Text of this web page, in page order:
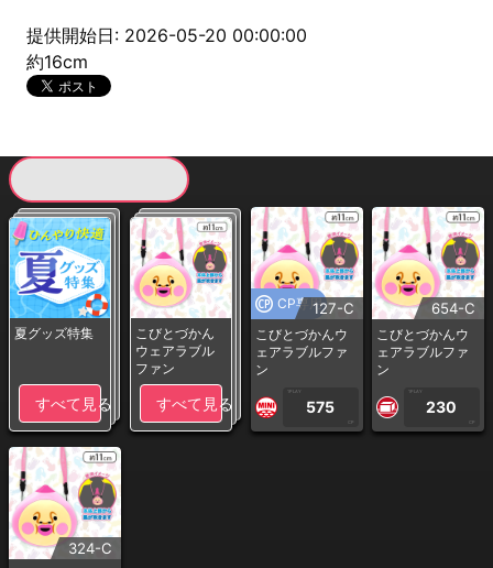
提供開始日: 2026-05-20 00:00:00
約16cm
夏グッズ特集
すべて見る
こびとづかん
ウェアラブル
ファン
すべて見る
CP専用127-C
こびとづかんウ
ェアラブルファ
ン
1PLAY
575
CP
654-C
こびとづかんウ
ェアラブルファ
ン
1PLAY
230
CP
324-C